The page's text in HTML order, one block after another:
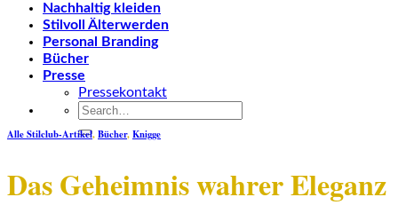
Nachhaltig kleiden
Stilvoll Älterwerden
Personal Branding
Bücher
Presse
Pressekontakt
Alle Stilclub-Artikel,Bücher,Knigge
Das Geheimnis wahrer Eleganz